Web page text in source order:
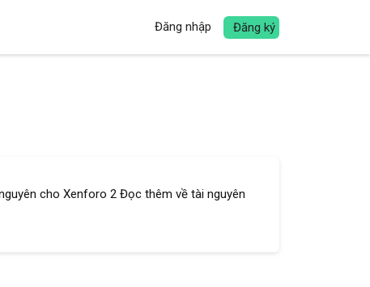
Đăng nhập Đăng ký
cho Xenforo 2 Đọc thêm về tài nguyên